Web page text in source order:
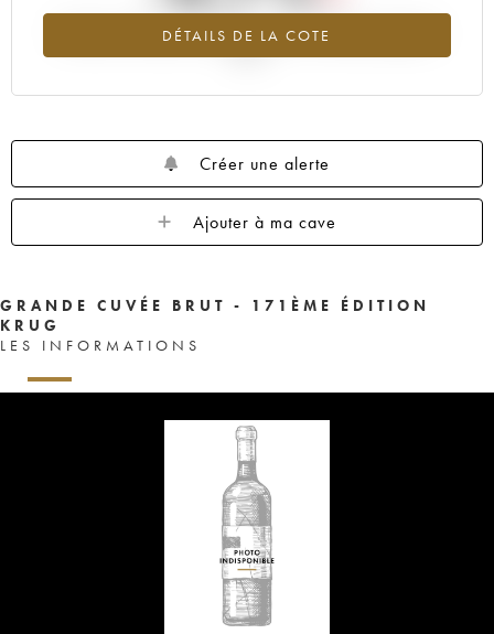
DÉTAILS DE LA COTE
Tendance à la baisse du millésime 2015 en 2026 par rapport à
Créer une alerte
Ajouter à ma cave
GRANDE CUVÉE BRUT - 171ÈME ÉDITION
KRUG
LES INFORMATIONS